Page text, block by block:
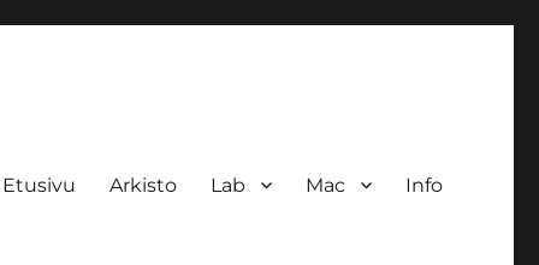
Etusivu Arkisto Lab Mac Info